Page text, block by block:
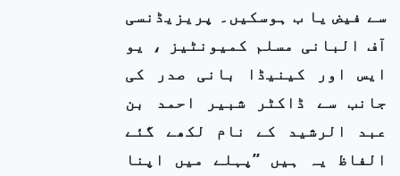
سے فیض یا ب ہوسکیں۔ پریزیڈنسی
آف البانی مسلم کمیونٹیز ، یو
ایس اور کینیڈا بانی صدر کی
جانب سے ڈاکٹر شبیر احمد بن
عبد الرشید کے نام لکھے گئے
الفاظ یہ ہیں ’’پہلے میں اپنا